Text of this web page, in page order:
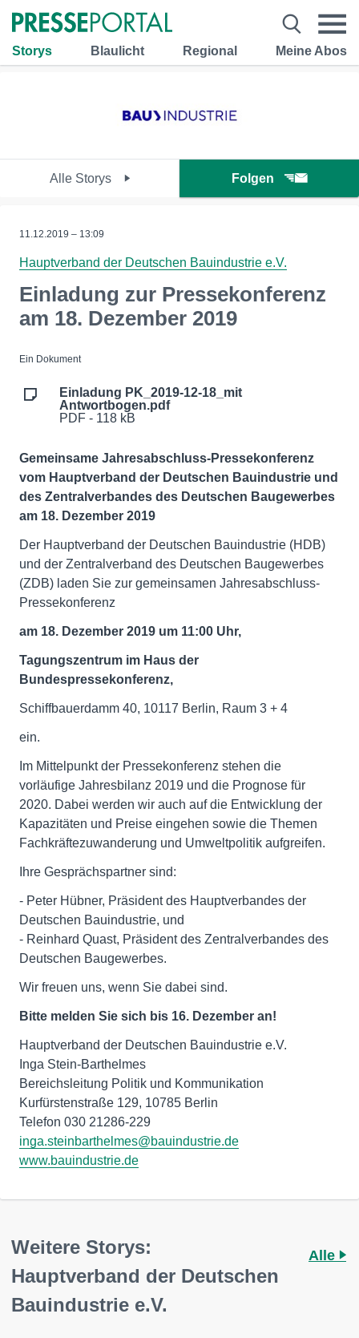
Storys Blaulicht Regional Meine Abos
Alle Storys Folgen
11.12.2019 – 13:09
Hauptverband der Deutschen Bauindustrie e.V.
Einladung zur Pressekonferenz
am 18. Dezember 2019
Ein Dokument
Einladung PK_2019-12-18_mit
Antwortbogen.pdf
PDF - 118 kB
Gemeinsame Jahresabschluss-Pressekonferenz
vom Hauptverband der Deutschen Bauindustrie und
des Zentralverbandes des Deutschen Baugewerbes
am 18. Dezember 2019
Der Hauptverband der Deutschen Bauindustrie (HDB)
und der Zentralverband des Deutschen Baugewerbes
(ZDB) laden Sie zur gemeinsamen Jahresabschluss-
Pressekonferenz
am 18. Dezember 2019 um 11:00 Uhr,
Tagungszentrum im Haus der
Bundespressekonferenz,
Schiffbauerdamm 40, 10117 Berlin, Raum 3 + 4
ein.
Im Mittelpunkt der Pressekonferenz stehen die
vorläufige Jahresbilanz 2019 und die Prognose für
2020. Dabei werden wir auch auf die Entwicklung der
Kapazitäten und Preise eingehen sowie die Themen
Fachkräftezuwanderung und Umweltpolitik aufgreifen.
Ihre Gesprächspartner sind:
- Peter Hübner, Präsident des Hauptverbandes der
Deutschen Bauindustrie, und
- Reinhard Quast, Präsident des Zentralverbandes des
Deutschen Baugewerbes.
Wir freuen uns, wenn Sie dabei sind.
Bitte melden Sie sich bis 16. Dezember an!
Hauptverband der Deutschen Bauindustrie e.V.
Inga Stein-Barthelmes
Bereichsleitung Politik und Kommunikation
Kurfürstenstraße 129, 10785 Berlin
inga.steinbarthelmes@bauindustrie.de
www.bauindustrie.de
Weitere Storys:
Hauptverband der Deutschen
Bauindustrie e.V.
Alle